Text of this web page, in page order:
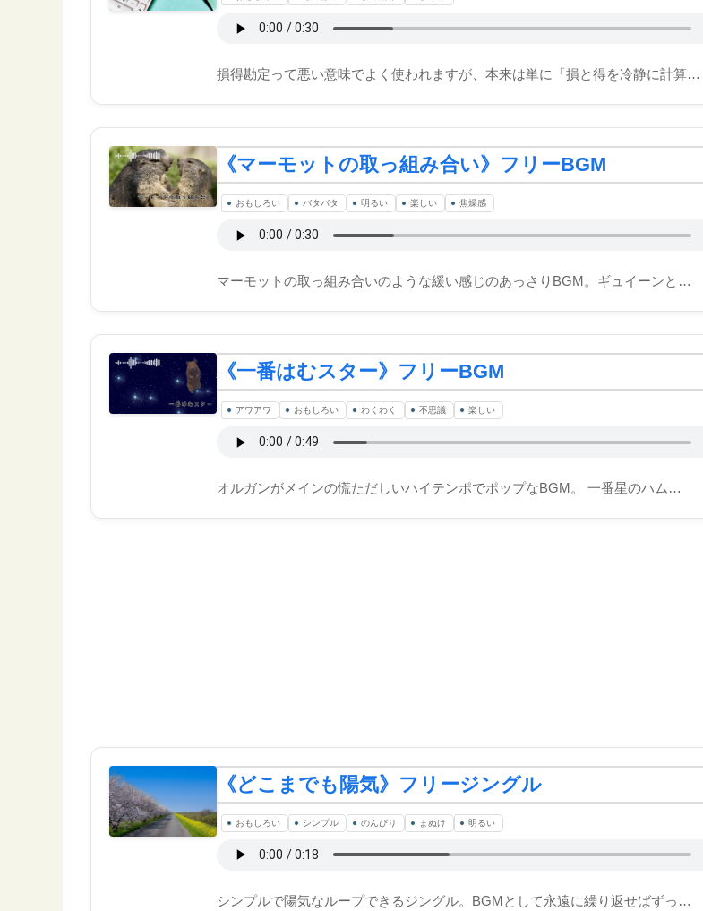
損得勘定って悪い意味でよく使われますが、本来は単に「損と得を冷静に計算…
《マーモットの取っ組み合い》フリーBGM
おもしろい バタバタ 明るい 楽しい 焦燥感
マーモットの取っ組み合いのような緩い感じのあっさりBGM。ギュイーンと…
《一番はむスター》フリーBGM
アワアワ おもしろい わくわく 不思議 楽しい
オルガンがメインの慌ただしいハイテンポでポップなBGM。 一番星のハム…
《どこまでも陽気》フリージングル
おもしろい シンプル のんびり まぬけ 明るい
シンプルで陽気なループできるジングル。BGMとして永遠に繰り返せばずっ…